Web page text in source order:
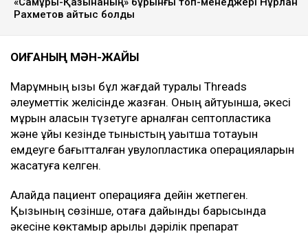
Рахметов қайтыс болды
ОҚИҒАНЫҢ МӘН-ЖАЙЫ
Марқұмның қызы бұл жағдай туралы Threads
әлеуметтік желісінде жазған. Оның айтуынша, әкесі
мұрын қалқасын түзетуге арналған септопластика
және ұйқы кезінде тыныстың уақытша тоқтауын
емдеуге бағытталған увулопластика операцияларын
жасатуға келген.
Алайда пациент операцияға дейін жетпеген.
Қызының сөзінше, отаға дайындық барысында
әкесіне көктамыр арқылы дәрілік препарат